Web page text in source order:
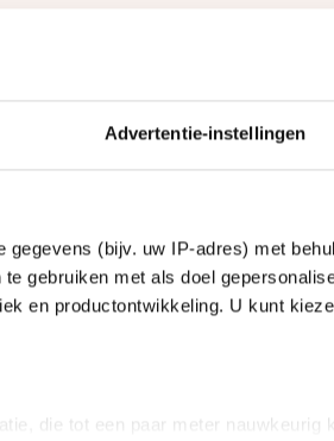
Advertentie-instellingen
gegevens (bijv. uw IP-adres) met
gebruiken met als doel
en productontwikkeling. U kunt
die tot een paar meter nauwkeurig